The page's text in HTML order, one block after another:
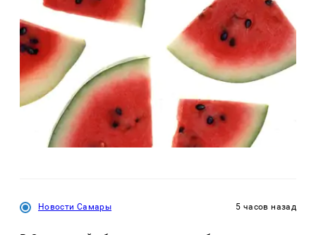
Новости Самары 5 часов назад